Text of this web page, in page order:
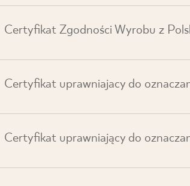
Certyfikat Zgodności Wyrobu z
Certyfikat uprawniajacy do
Certyfikat uprawniający do